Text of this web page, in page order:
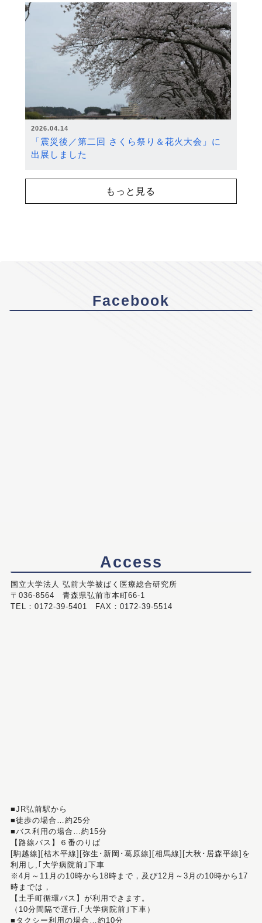
2026.04.14
「震災後／第二回 さくら祭り＆花火大会」に
出展しました
もっと見る
Facebook
Access
国立大学法人 弘前大学被ばく医療総合研究所
〒036-8564 青森県弘前市本町66-1
TEL：0172-39-5401 FAX：0172-39-5514
■JR弘前駅から
■徒歩の場合…約25分
■バス利用の場合…約15分
【路線バス】６番のりば
[駒越線][枯木平線][弥生･新岡･葛原線][相馬線][大秋･居森平線]を
利用し,｢大学病院前｣下車
※4月～11月の10時から18時まで，及び12月～3月の10時から17
時までは，
【土手町循環バス】が利用できます。
（10分間隔で運行,｢大学病院前｣下車）
■タクシー利用の場合…約10分